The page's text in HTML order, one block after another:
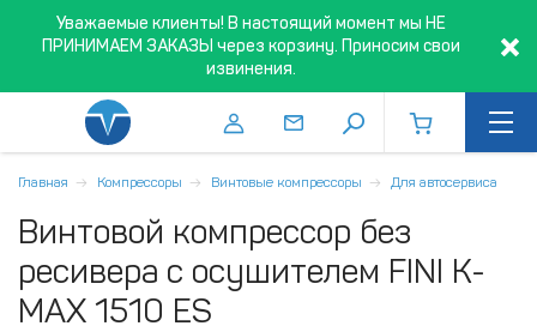
Уважаемые клиенты! В настоящий момент мы НЕ
ПРИНИМАЕМ ЗАКАЗЫ через корзину. Приносим свои
извинения.
Главная Компрессоры Винтовые компрессоры Для автосервиса
Винтовой компрессор без
ресивера с осушителем FINI K-
MAX 1510 ES